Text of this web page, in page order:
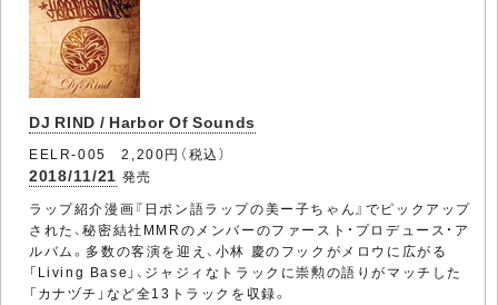
DJ RIND / Harbor Of Sounds
EELR-005 2,200円（税込）
2018/11/21 発売
ラップ紹介漫画『日ポン語ラップの美ー子ちゃん』でピックアップ
された、秘密結社MMRのメンバーのファースト・プロデュース・ア
ルバム。多数の客演を迎え、小林 慶のフックがメロウに広がる
「Living Base」、ジャジィなトラックに崇勲の語りがマッチした
「カナヅチ」など全13トラックを収録。